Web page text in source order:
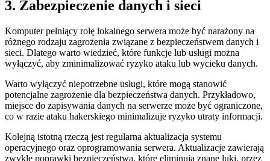
3. Zabezpieczenie danych i sieci
Komputer pełniący rolę lokalnego serwera może być narażony na
różnego​ rodzaju zagrożenia związane z bezpieczeństwem danych i
sieci. Dlatego warto wiedzieć, które funkcje lub usługi można
wyłączyć, aby zminimalizować ryzyko⁢ ataku lub wycieku danych.
Warto wyłączyć niepotrzebne usługi, które mogą stanowić
potencjalne zagrożenie​ dla bezpieczeństwa danych. ⁢Przykładowo,
miejsce do zapisywania ​danych ⁤na serwerze ⁢może być⁢ ograniczone,
co w⁤ razie​ ataku hakerskiego minimalizuje ryzyko utraty informacji.
Kolejną istotną rzeczą ⁢jest regularna⁢ aktualizacja systemu
operacyjnego ‍oraz oprogramowania serwera. Aktualizacje zawierają
zwykle⁤ poprawki bezpieczeństwa, które eliminują znane luki,‌ przez